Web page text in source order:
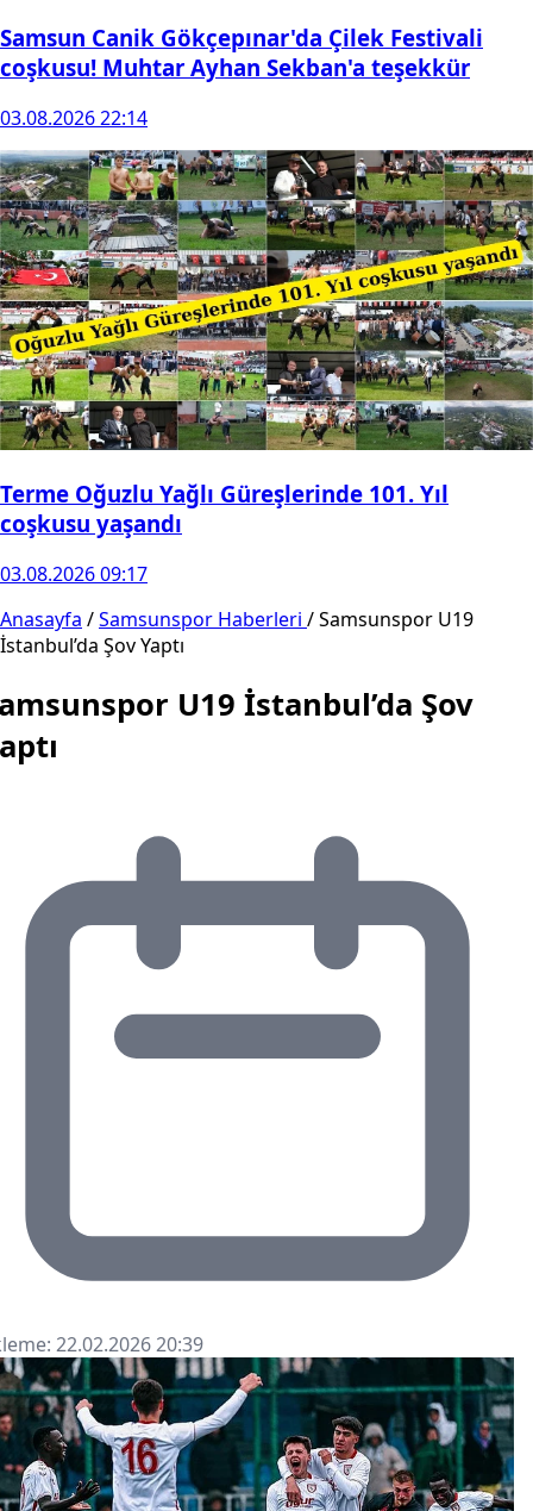
Samsun Canik Gökçepınar'da Çilek Festivali
coşkusu! Muhtar Ayhan Sekban'a teşekkür
03.08.2026 22:14
Terme Oğuzlu Yağlı Güreşlerinde 101. Yıl
coşkusu yaşandı
03.08.2026 09:17
Anasayfa /Samsunspor Haberleri /Samsunspor U19
İstanbul’da Şov Yaptı
U19 İstanbul’da Şov
22.02.2026 20:39